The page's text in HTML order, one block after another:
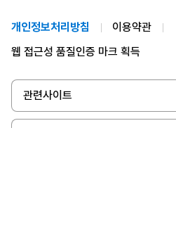
개인정보처리방침
이용약관
웹 접근성 품질인증 마크 획득
관련사이트